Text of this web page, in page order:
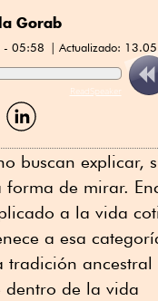
Gorab
- 05:58 Actualizado:
ReadSpeaker
Compartir
por
buscan explicar,
de mirar.
a la vida
a esa
tradición ancestral
dentro de la vida